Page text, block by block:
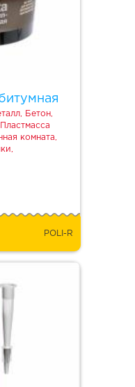
Бетон,
комната,
POLI-R